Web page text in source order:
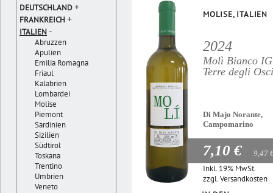
MOLISE, ITALIEN
2024
Molì Bianco
Terre degli Osci
Di Majo Norante,
Campomarino
7,10 € 9,47
Inkl. 19% MwSt.
zzgl.Versandkosten
DEUTSCHLAND+
FRANKREICH+
ITALIEN -
Abruzzen
Apulien
Emilia Romagna
Friaul
Kalabrien
Lombardei
Molise
Piemont
Sardinien
Sizilien
Südtirol
Toskana
Trentino
Umbrien
Veneto